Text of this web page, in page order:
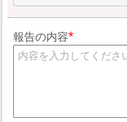
報告の内容